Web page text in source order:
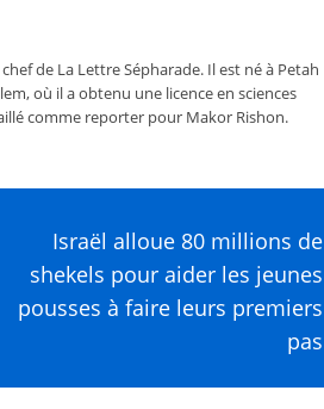
de La Lettre Sépharade. Il est né à Petah
où il a obtenu une licence en sciences
comme reporter pour Makor Rishon.
Israël alloue 80 millions de
shekels pour aider les jeunes
pousses à faire leurs premiers
pas